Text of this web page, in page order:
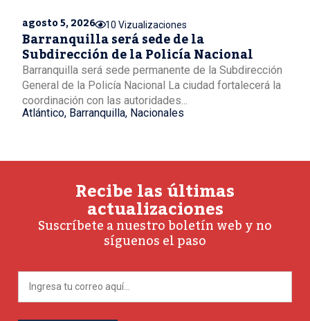
agosto 5, 2026 10 Vizualizaciones
Barranquilla será sede de la
Subdirección de la Policía Nacional
Barranquilla será sede permanente de la Subdirección
General de la Policía Nacional La ciudad fortalecerá la
coordinación con las autoridades...
Atlántico, Barranquilla, Nacionales
Recibe las últimas
actualizaciones
Suscríbete a nuestro boletín web y no
síguenos el paso